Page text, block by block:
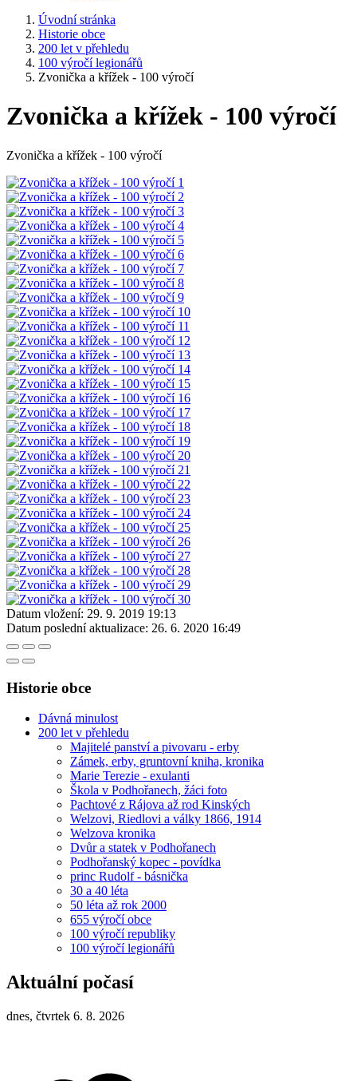
Úvodní stránka
Historie obce
200 let v přehledu
100 výročí legionářů
Zvonička a křížek - 100 výročí
Zvonička a křížek - 100 výročí
Zvonička a křížek - 100 výročí
Datum vložení: 29. 9. 2019 19:13
Datum poslední aktualizace: 26. 6. 2020 16:49
Historie obce
Dávná minulost
200 let v přehledu
Majitelé panství a pivovaru - erby
Zámek, erby, gruntovní kniha, kronika
Marie Terezie - exulanti
Škola v Podhořanech, žáci foto
Pachtové z Rájova až rod Kinských
Welzovi, Riedlovi a války 1866, 1914
Welzova kronika
Dvůr a statek v Podhořanech
Podhořanský kopec - povídka
princ Rudolf - básnička
30 a 40 léta
50 léta až rok 2000
655 výročí obce
100 výročí republiky
100 výročí legionářů
Aktuální počasí
dnes, čtvrtek 6. 8. 2026